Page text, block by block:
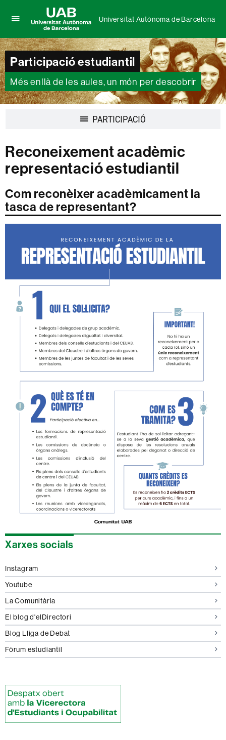
per
desplegar
el
menú
de
Universitat
Autònoma
Universitat
Autònoma
de
Universitat Autònoma de Barcelona
Participació estudiantil
Més enllà de les aules, un món per descobrir
PARTICIPACIÓ
Reconeixement acadèmic
representació estudiantil
Com reconèixer acadèmicament la
tasca de representant?
Informació
Xarxes socials
Instagram
Youtube
La Comunitària
El blog d'elDirectori
Blog Lliga de Debat
Fòrum estudiantil